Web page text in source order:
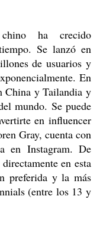
ha crecido
Se lanzó en
de usuarios y
En
China y Tailandia y
mundo. Se puede
en influencer
Gray, cuenta con
en Instagram. De
en esta
preferida y la más
(entre los 13 y